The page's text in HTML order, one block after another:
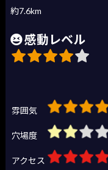
約7.6km
感動レベル
雰囲気
穴場度
アクセス